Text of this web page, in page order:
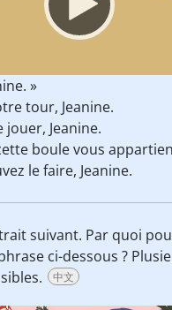
»
tour, Jeanine.
jouer, Jeanine.
boule vous
le faire, Jeanine.
suivant. Par quoi
ci-dessous ?
中文